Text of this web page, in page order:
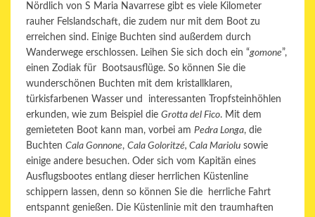
Nördlich von S Maria Navarrese gibt es viele Kilometer
rauher Felslandschaft, die zudem nur mit dem Boot zu
erreichen sind. Einige Buchten sind außerdem durch
Wanderwege erschlossen. Leihen Sie sich doch ein “gomone”,
einen Zodiak für Bootsausflüge. So können Sie die
wunderschönen Buchten mit dem kristallklaren,
türkisfarbenen Wasser und interessanten Tropfsteinhöhlen
erkunden, wie zum Beispiel die Grotta del Fico. Mit dem
gemieteten Boot kann man, vorbei am Pedra Longa, die
Buchten Cala Gonnone, Cala Goloritzé, Cala Mariolu sowie
einige andere besuchen. Oder sich vom Kapitän eines
Ausflugsbootes entlang dieser herrlichen Küstenline
schippern lassen, denn so können Sie die herrliche Fahrt
entspannt genießen. Die Küstenlinie mit den traumhaften